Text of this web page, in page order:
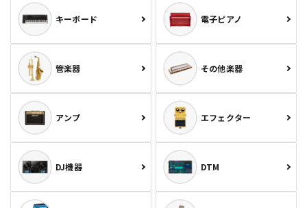
キーボード 電子ピアノ
管楽器 その他楽器
アンプ エフェクター
DJ機器 DTM